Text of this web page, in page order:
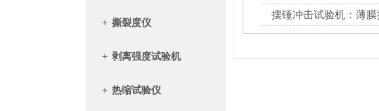
+ 撕裂度仪
+ 剥离强度试验机
+ 热缩试验仪
准答案”
摆锤冲击试验机：薄